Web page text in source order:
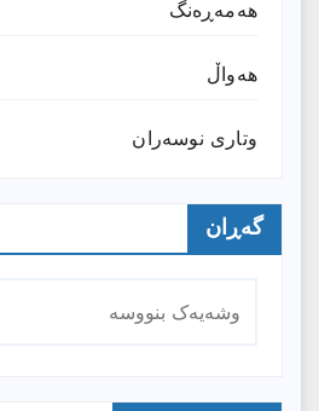
هەمەڕەنگ
هەواڵ
وتارى نوسەران
گەڕان